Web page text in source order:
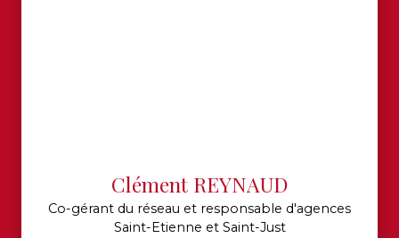
Clément REYNAUD
Co-gérant du réseau et responsable d'agences
Saint-Etienne et Saint-Just